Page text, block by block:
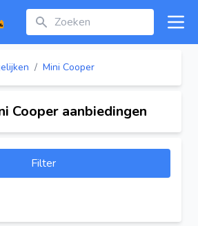
Zoeken
/ Mini Cooper
Cooper aanbiedingen
Filter